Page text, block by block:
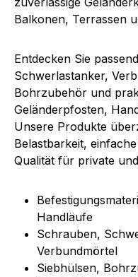
Balkonen, Terrassen
Entdecken Sie
Schwerlastanker,
Bohrzubehör und
Geländerpfosten,
Unsere Produkte
Belastbarkeit,
Qualität für private
Handläufe
Schrauben,
Verbundmörtel
Siebhülsen,